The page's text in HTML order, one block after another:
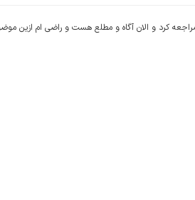
کرد و الان آگاه و مطلع هست و راضی ام ازین